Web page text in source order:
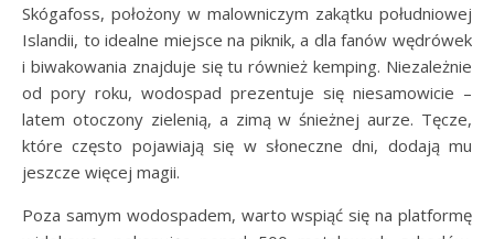
Skógafoss, położony w malowniczym zakątku południowej
Islandii, to idealne miejsce na piknik, a dla fanów wędrówek
i biwakowania znajduje się tu również kemping. Niezależnie
od pory roku, wodospad prezentuje się niesamowicie –
latem otoczony zielenią, a zimą w śnieżnej aurze. Tęcze,
które często pojawiają się w słoneczne dni, dodają mu
jeszcze więcej magii.
Poza samym wodospadem, warto wspiąć się na platformę